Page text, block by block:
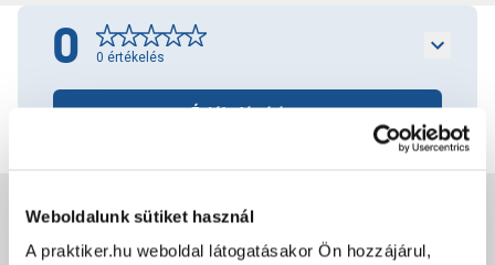
Weboldalunk sütiket használ
A praktiker.hu weboldal látogatásakor Ön hozzájárul,
0 0 értékelés
Értékelés írása
Jótállás, szavatosság